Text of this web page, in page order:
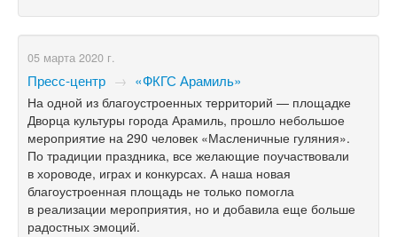
05 марта 2020 г.
Пресс-центр → «ФКГС Арамиль»
На одной из благоустроенных территорий — площадке
Дворца культуры города Арамиль, прошло небольшое
мероприятие на 290 человек «Масленичные гуляния».
По традиции праздника, все желающие поучаствовали
в хороводе, играх и конкурсах. А наша новая
благоустроенная площадь не только помогла
в реализации мероприятия, но и добавила еще больше
радостных эмоций.